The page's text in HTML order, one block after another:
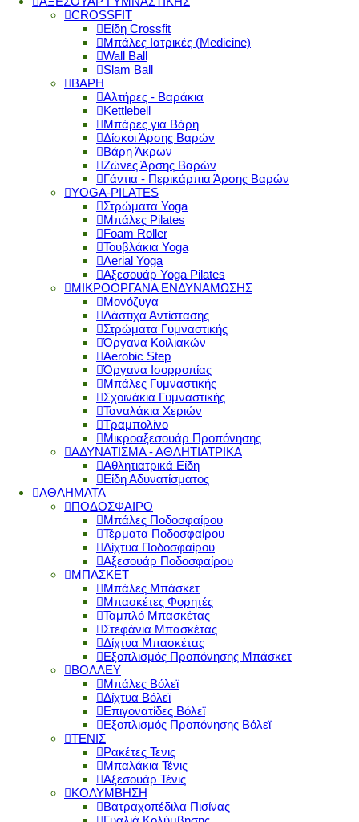
CROSSFIT
Είδη Crossfit
Μπάλες Ιατρικές (Medicine)
Wall Ball
Slam Ball
ΒΑΡΗ
Αλτήρες - Βαράκια
Kettlebell
Μπάρες για Βάρη
Δίσκοι Άρσης Βαρών
Βάρη Άκρων
Ζώνες Άρσης Βαρών
Γάντια - Περικάρπια Άρσης Βαρών
YOGA-PILATES
Στρώματα Yoga
Μπάλες Pilates
Foam Roller
Τουβλάκια Yoga
Aerial Yoga
Αξεσουάρ Yoga Pilates
ΜΙΚΡΟΟΡΓΑΝΑ ΕΝΔΥΝΑΜΩΣΗΣ
Μονόζυγα
Λάστιχα Αντίστασης
Στρώματα Γυμναστικής
Όργανα Κοιλιακών
Aerobic Step
Όργανα Ισορροπίας
Μπάλες Γυμναστικής
Σχοινάκια Γυμναστικής
Ταναλάκια Χεριών
Τραμπολίνο
Μικροαξεσουάρ Προπόνησης
ΑΔΥΝΑΤΙΣΜΑ - ΑΘΛΗΤΙΑΤΡΙΚΑ
Αθλητιατρικά Είδη
Είδη Αδυνατίσματος
ΑΘΛΗΜΑΤΑ
ΠΟΔΟΣΦΑΙΡΟ
Μπάλες Ποδοσφαίρου
Τέρματα Ποδοσφαίρου
Δίχτυα Ποδοσφαίρου
Αξεσουάρ Ποδοσφαίρου
ΜΠΑΣΚΕΤ
Μπάλες Μπάσκετ
Μπασκέτες Φορητές
Ταμπλό Μπασκέτας
Στεφάνια Μπασκέτας
Δίχτυα Μπασκέτας
Εξοπλισμός Προπόνησης Μπάσκετ
ΒΟΛΛΕΥ
Μπάλες Βόλεϊ
Δίχτυα Βόλεϊ
Επιγονατίδες Βόλεϊ
Εξοπλισμός Προπόνησης Βόλεϊ
ΤΕΝΙΣ
Ρακέτες Τενις
Μπαλάκια Τένις
Αξεσουάρ Τένις
ΚΟΛΥΜΒΗΣΗ
Βατραχοπέδιλα Πισίνας